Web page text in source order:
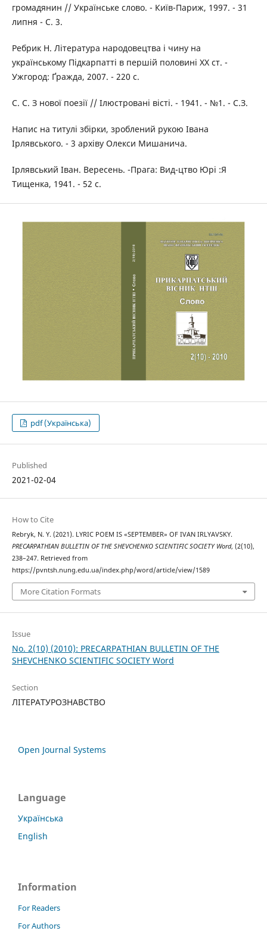
громадянин // Українське слово. - Київ-Париж, 1997. - 31
липня - С. 3.
Ребрик Н. Література народовецтва і чину на
українському Підкарпатті в першій половині XX ст. -
Ужгород: Ґражда, 2007. - 220 с.
С. С. З нової поезії // Ілюстровані вісті. - 1941. - №1. - С.З.
Напис на титулі збірки, зроблений рукою Івана
Ірлявського. - 3 архіву Олекси Мишанича.
Ірлявський Іван. Вересень. -Прага: Вид-цтво Юрі :Я
Тищенка, 1941. - 52 с.
pdf (Українська)
Published
2021-02-04
How to Cite
Rebryk, N. Y. (2021). LYRIC POEM IS «SEPTEMBER» OF IVAN IRLYAVSKY.
PRECARPATHIAN BULLETIN OF THE SHEVCHENKO SCIENTIFIC SOCIETY Word, (2(10),
238–247. Retrieved from
https://pvntsh.nung.edu.ua/index.php/word/article/view/1589
More Citation Formats
Issue
No. 2(10) (2010): PRECARPATHIAN BULLETIN OF THE
SHEVCHENKO SCIENTIFIC SOCIETY Word
Section
ЛІТЕРАТУРОЗНАВСТВО
Open Journal Systems
Language
Українська
English
Information
For Readers
For Authors